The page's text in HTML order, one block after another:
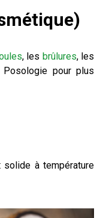
, les brûlures, les
pour plus
solide à température